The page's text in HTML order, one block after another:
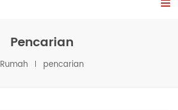
Pencarian
Rumah pencarian